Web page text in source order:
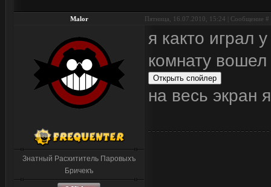
Malor Пятница, 16.07.2010, 15:24 | Сообщение #
Знатный Расхититель Паровыхъ
Бричекъ
я както играл
комнату
на весь экран